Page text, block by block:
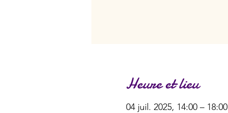
Heure et lieu
04 juil. 2025, 14:00 – 18:00